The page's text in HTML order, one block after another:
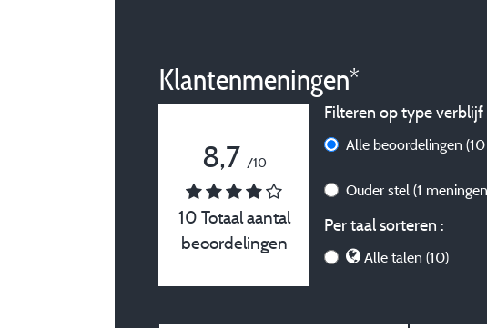
Klantenmeningen*
8,7 /10
10 Totaal aantal
beoordelingen
Filteren op type verblijf
Alle beoordelingen
Ouder stel (1
Per taal sorteren :
Alle talen (10)